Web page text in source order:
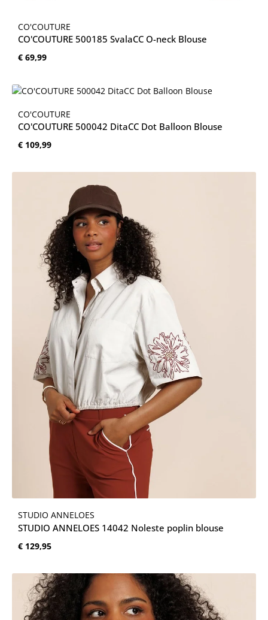
CO'COUTURE
CO'COUTURE 500185 SvalaCC O-neck Blouse
Normale prijs:
€ 69,99
CO'COUTURE
CO'COUTURE 500042 DitaCC Dot Balloon Blouse
Normale prijs:
€ 109,99
STUDIO ANNELOES
STUDIO ANNELOES 14042 Noleste poplin blouse
Normale prijs:
€ 129,95